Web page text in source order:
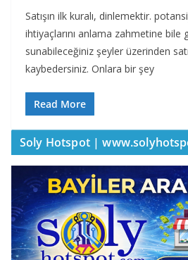
Satışın ilk kuralı, dinlemektir.
ihtiyaçlarını anlama zahmetine bile
sunabileceğiniz şeyler üzerinden
kaybedersiniz. Onlara bir şey
Read More
Soly Hotspot |